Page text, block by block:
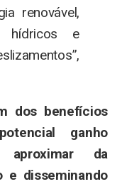
renovável,
hídricos e
dos benefícios
ganho
aproximar da
e disseminando